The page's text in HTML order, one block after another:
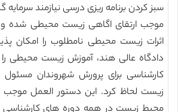
سبز کردن برنامه ریزی درسی نیازمند سرمایه
موجب ارتقای اگاهی زیست محیطی شده
دادگاه عالی هند، آموزش زیست محیطی
کارشناسی برای پرورش شهروندان
زیست لحاظ کرد. این دستور العمل